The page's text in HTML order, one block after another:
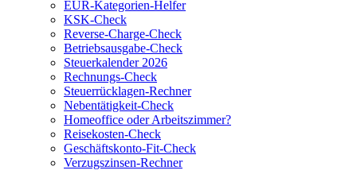
EÜR-Kategorien-Helfer
KSK-Check
Reverse-Charge-Check
Betriebsausgabe-Check
Steuerkalender 2026
Rechnungs-Check
Steuerrücklagen-Rechner
Nebentätigkeit-Check
Homeoffice oder Arbeitszimmer?
Reisekosten-Check
Geschäftskonto-Fit-Check
Verzugszinsen-Rechner